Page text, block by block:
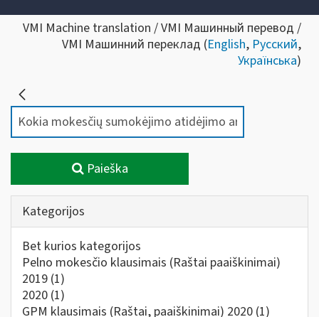
VMI Machine translation / VMI Машинный перевод /
VMI Машинний переклад (English, Русский,
Українська)
Paieška
Kategorijos
Bet kurios kategorijos
Pelno mokesčio klausimais (Raštai paaiškinimai)
2019 (1)
2020 (1)
GPM klausimais (Raštai, paaiškinimai) 2020 (1)